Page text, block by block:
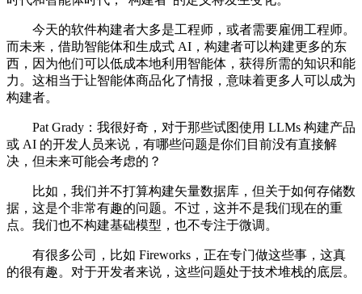
今天的软件构建者大多是工程师，或者需要雇佣工程师。
而未来，借助智能体和生成式 AI，构建者可以构建更多的东
西，因为他们可以低成本地利用智能体，获得所需的知识和能
力。这相当于让智能体商品化了情报，意味着更多人可以成为
构建者。
Pat Grady：我很好奇，对于那些试图使用 LLMs 构建产品
或 AI 的开发人员来说，有哪些问题是你们目前没有直接解
决，但未来可能会考虑的？
比如，我们并不打算构建矢量数据库，但关于如何存储数
据，这是个非常有趣的问题。不过，这并不是我们现在的重
点。我们也不构建基础模型，也不专注于微调。
有很多公司，比如 Fireworks，正在专门做这些事，这真
的很有趣。对于开发者来说，这些问题处于技术堆栈的底层。